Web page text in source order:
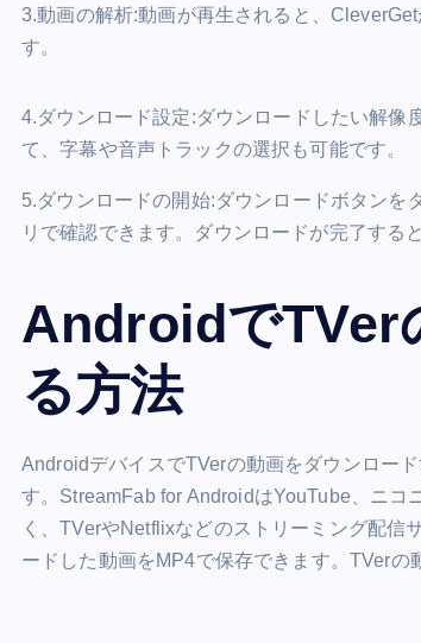
3.動画の解析:動画が再生されると、
す。
4.ダウンロード設定:ダウンロードしたい解像
て、字幕や音声トラックの選択も可能です。
5.ダウンロードの開始:ダウンロードボタンを
リで確認できます。ダウンロードが完了する
AndroidでTVer
る方法
AndroidデバイスでTVerの動画をダウンロー
す。StreamFab for AndroidはYouTube、ニ
く、TVerやNetflixなどのストリーミング配信
ードした動画をMP4で保存できます。TVerの